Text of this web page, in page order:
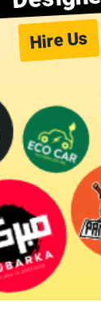
Hire Us